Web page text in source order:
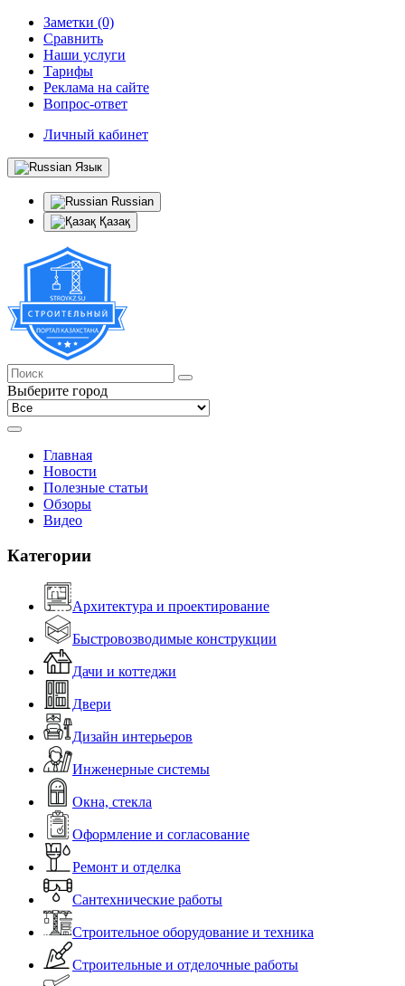
Заметки (0)
Сравнить
Наши услуги
Тарифы
Реклама на сайте
Вопрос-ответ
Личный кабинет
Язык
Russian
Қазақ
Выберите город
Главная
Новости
Полезные статьи
Обзоры
Видео
Категории
Архитектура и проектирование
Быстровозводимые конструкции
Дачи и коттеджи
Двери
Дизайн интерьеров
Инженерные системы
Окна, стекла
Оформление и согласование
Ремонт и отделка
Сантехнические работы
Строительное оборудование и техника
Строительные и отделочные работы